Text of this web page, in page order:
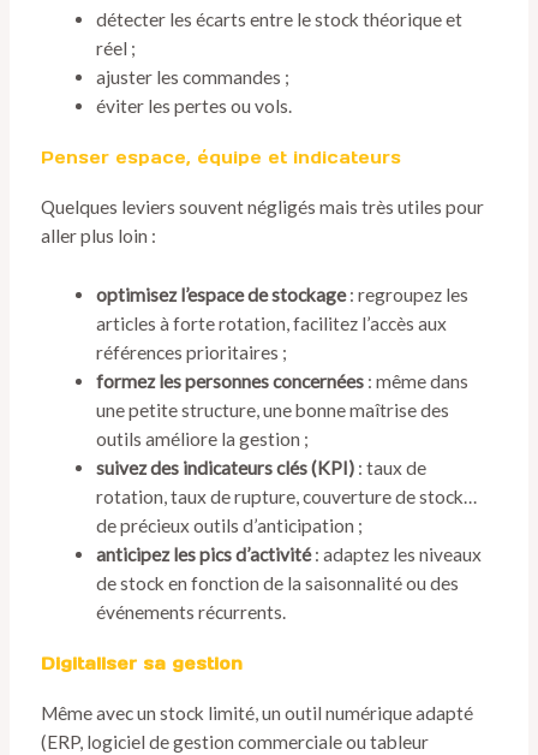
détecter les écarts entre le stock théorique et
réel ;
ajuster les commandes ;
éviter les pertes ou vols.
Penser espace, équipe et indicateurs
Quelques leviers souvent négligés mais très utiles pour
aller plus loin :
optimisez l’espace de stockage: regroupez les
articles à forte rotation, facilitez l’accès aux
références prioritaires ;
formez les personnes concernées : même dans
une petite structure, une bonne maîtrise des
outils améliore la gestion ;
suivez des indicateurs clés (KPI) : taux de
rotation, taux de rupture, couverture de stock…
de précieux outils d’anticipation ;
anticipez les pics d’activité: adaptez les niveaux
de stock en fonction de la saisonnalité ou des
événements récurrents.
Digitaliser sa gestion
Même avec un stock limité, un outil numérique adapté
(ERP, logiciel de gestion commerciale ou tableur